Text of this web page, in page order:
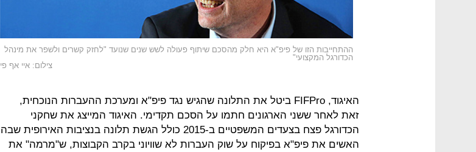
ההתחייבות הזו של פיפ"א היא חלק מהסכם שיתוף פעולה לשש שנים שנועד "לחזק קשרים ולשפר את מינהל
הכדורגל המקצועי"
צילום: איי אף פי
האיגוד, FIFPro ביטל את התלונה שהגיש נגד פיפ"א ומערכת ההעברות הנוכחית,
זאת לאחר ששני הארגונים חתמו על הסכם תקדימי. האיגוד המייצג את שחקני
הכדורגל פצח בצעדים המשפטיים ב-2015 כולל הגשת תלונה בנציבות האירופית שבה
האשים את פיפ"א בפיקוח על שוק העברות לא שוויוני בקרב הקבוצות, ש"מרמה" את